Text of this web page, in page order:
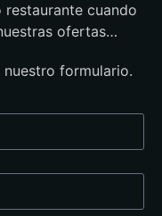
restaurante cuando
ofertas…
nuestro formulario.